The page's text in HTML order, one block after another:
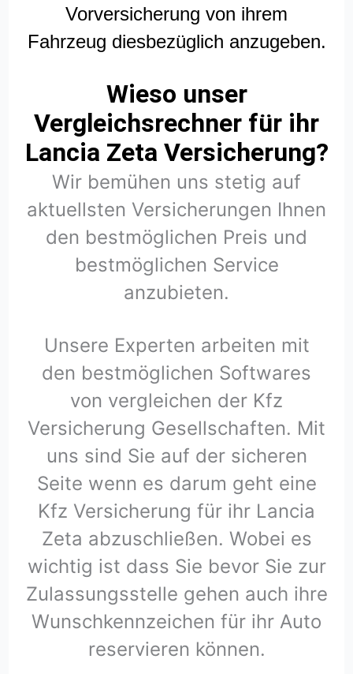
Vorversicherung von ihrem
Fahrzeug diesbezüglich anzugeben.
Wieso unser
Vergleichsrechner für ihr
Lancia Zeta Versicherung?
Wir bemühen uns stetig auf
aktuellsten Versicherungen Ihnen
den bestmöglichen Preis und
bestmöglichen Service
anzubieten.
Unsere Experten arbeiten mit
den bestmöglichen Softwares
von vergleichen der Kfz
Versicherung Gesellschaften. Mit
uns sind Sie auf der sicheren
Seite wenn es darum geht eine
Kfz Versicherung für ihr Lancia
Zeta abzuschließen. Wobei es
wichtig ist dass Sie bevor Sie zur
Zulassungsstelle gehen auch ihre
Wunschkennzeichen für ihr Auto
reservieren können.